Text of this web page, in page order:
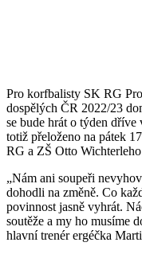
Pro korfbalisty SK RG
dospělých ČR 2022/23
se bude hrát o týden
totiž přeloženo na pátek
RG a ZŠ Otto Wichterleho
„Nám ani soupeři
dohodli na změně. Co
povinnost jasně vyhrát.
soutěže a my ho musíme
hlavní trenér ergéčka